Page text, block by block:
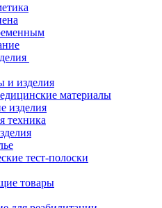
и изделия
материалы
изделия
техника
тест-полоски
товары